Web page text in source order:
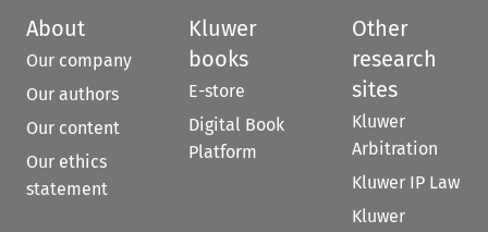
About
Our company
Our authors
Our content
Our ethics
statement
Kluwer
books
E-store
Digital Book
Platform
Other
research
sites
Kluwer
Arbitration
Kluwer IP Law
Kluwer